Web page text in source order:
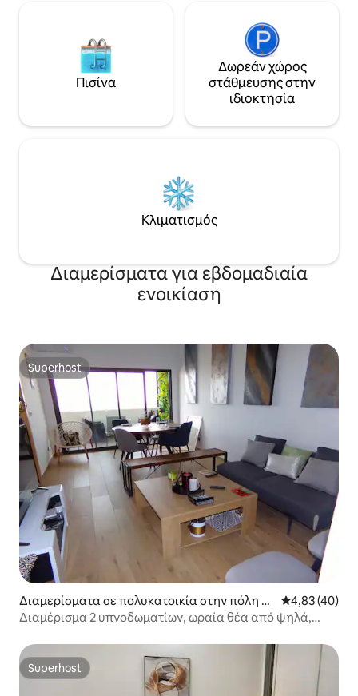
Πισίνα
Δωρεάν χώρος
στάθμευσης στην
ιδιοκτησία
Κλιματισμός
Διαμερίσματα για εβδομαδιαία
ενοικίαση
Superhost
Superhost
Διαμερίσματα σε πολυκατοικία στην πόλη N
dakhar
Μέση
4,83 (40)
Διαμέρισμα 2 υπνοδωματίων, ωραία θέα από ψηλά,
Superhost
Superhost